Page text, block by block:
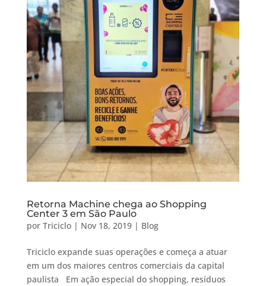
Retorna Machine chega ao Shopping
Center 3 em São Paulo
por Triciclo| Nov 18, 2019| Blog
Triciclo expande suas operações e começa a atuar
em um dos maiores centros comerciais da capital
paulista Em ação especial do shopping, resíduos